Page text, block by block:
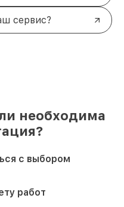
сервис?
необходима
с выбором
работ